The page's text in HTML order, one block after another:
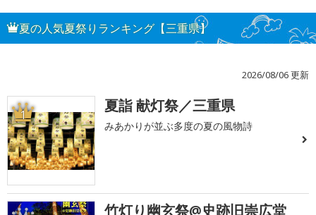
夏の人気夏祭りランキング【三重県】
2026/08/06 更新
1 夏詣 献灯祭／三重県
みあかりが並ぶ多度の夏の風物詩
竹灯り幽玄祭@史跡旧崇広堂